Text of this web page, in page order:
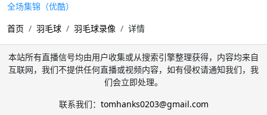
全场集锦（优酷）
首页
羽毛球 羽毛球录像 详情
本站所有直播信号均由用户收集或从搜索引擎整理获得，内容均来自
互联网，我们不提供任何直播或视频内容，如有侵权请通知我们，我
们会立即处理。
联系我们： tomhanks0203@gmail.com